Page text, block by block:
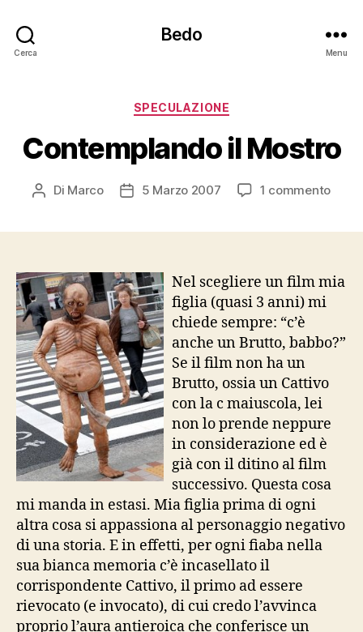
Cerca
Bedo
Menu
Categorie
SPECULAZIONE
Contemplando il Mostro
Autore
Di Marco
Data5 Marzo 2007 1 commentosu
Nel scegliere un film mia
figlia (quasi 3 anni) mi
chiede sempre: “c’è
anche un Brutto, babbo?”
Se il film non ha un
Brutto, ossia un Cattivo
con la c maiuscola, lei
non lo prende neppure
in considerazione ed è
già con il ditino al film
successivo. Questa cosa
mi manda in estasi. Mia figlia prima di ogni
altra cosa si appassiona al personaggio negativo
di una storia. E in effetti, per ogni fiaba nella
sua bianca memoria c’è incasellato il
corrispondente Cattivo, il primo ad essere
rievocato (e invocato), di cui credo l’avvinca
proprio l’aura antieroica che conferisce un